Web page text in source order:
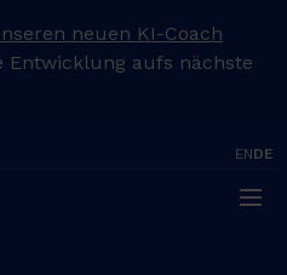
neuen KI-Coach
Entwicklung aufs nächste
ENDE